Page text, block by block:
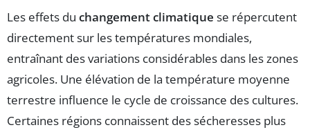
Les effets du changement climatique se répercutent
directement sur les températures mondiales,
entraînant des variations considérables dans les zones
agricoles. Une élévation de la température moyenne
terrestre influence le cycle de croissance des cultures.
Certaines régions connaissent des sécheresses plus